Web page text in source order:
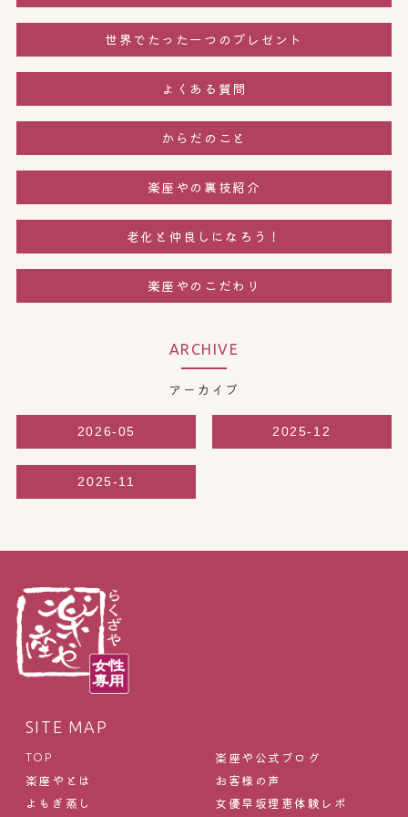
世界でたった一つのプレゼント
よくある質問
からだのこと
楽座やの裏技紹介
老化と仲良しになろう！
楽座やのこだわり
ARCHIVE
アーカイブ
2026-05 2025-12
2025-11
SITE MAP
TOP
楽座やとは
よもぎ蒸し
楽座や公式ブログ
お客様の声
女優早坂理恵体験レポ